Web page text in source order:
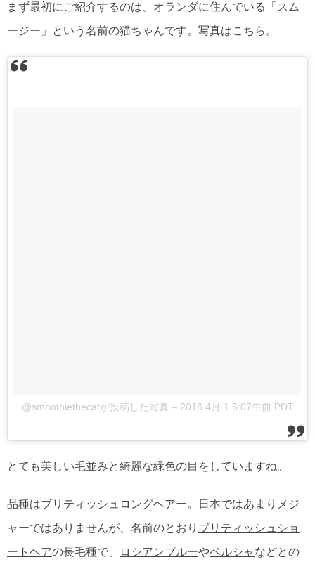
まず最初にご紹介するのは、オランダに住んでいる「スム
ージー」という名前の猫ちゃんです。写真はこちら。
@smoothiethecatが投稿した写真 – 2016 4月 1 6:07午前 PDT
とても美しい毛並みと綺麗な緑色の目をしていますね。
品種はブリティッシュロングヘアー。日本ではあまりメジ
ャーではありませんが、名前のとおり ブリティッシュショ
ートヘアの長毛種で、 ロシアンブルーやペルシャなどとの